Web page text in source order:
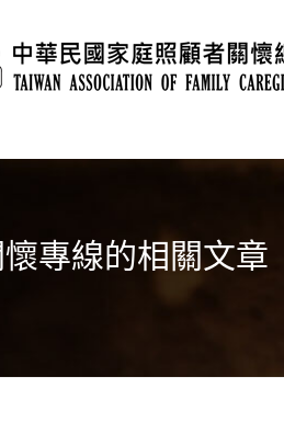
專線的相關文章